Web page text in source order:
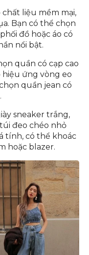
với quần jean
đi Đà Lạt mang
cùng thời trang.
liệu mềm mại,
Bạn có thể chọn
đồ hoặc áo có
nổi bật.
quần có cạp cao
ứng vòng eo
quần jean có
sneaker trắng,
đeo chéo nhỏ
tính, có thể khoác
hoặc blazer.